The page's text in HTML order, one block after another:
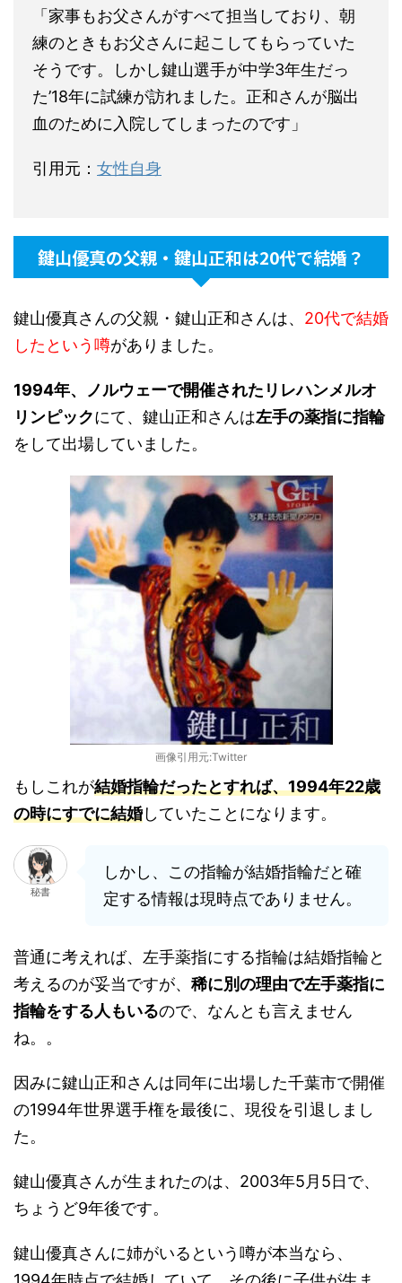
「家事もお父さんがすべて担当しており、朝
練のときもお父さんに起こしてもらっていた
そうです。しかし鍵山選手が中学3年生だっ
た’18年に試練が訪れました。正和さんが脳出
血のために入院してしまったのです」
引用元： 女性自身
鍵山優真の父親・鍵山正和は20代で結婚？
鍵山優真さんの父親・鍵山正和さんは、 20代で結婚
したという噂がありました。
1994年、ノルウェーで開催されたリレハンメルオ
リンピックにて、鍵山正和さんは左手の薬指に指輪
をして出場していました。
画像引用元:Twitter
もしこれが結婚指輪だったとすれば、1994年22歳
の時にすでに結婚していたことになります。
秘書
しかし、この指輪が結婚指輪だと確
定する情報は現時点でありません。
普通に考えれば、左手薬指にする指輪は結婚指輪と
考えるのが妥当ですが、 稀に別の理由で左手薬指に
指輪をする人もいるので、なんとも言えません
ね。。
因みに鍵山正和さんは同年に出場した千葉市で開催
の1994年世界選手権を最後に、現役を引退しまし
た。
鍵山優真さんが生まれたのは、2003年5月5日で、
ちょうど9年後です。
鍵山優真さんに姉がいるという噂が本当なら、